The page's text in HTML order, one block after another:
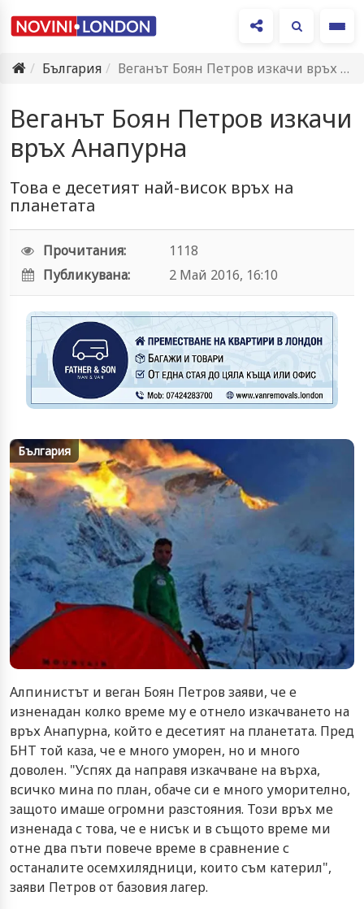
България
Веганът Боян Петров изкачи връх Анапурна
Веганът Боян Петров изкачи
връх Анапурна
Това е десетият най-висок връх на
планетата
Прочитания:
1118
Публикувана:
2 Май 2016, 16:10
България
Алпинистът и веган Боян Петров заяви, че е
изненадан колко време му е отнело изкачването на
връх Анапурна, който е десетият на планетата. Пред
БНТ той каза, че е много уморен, но и много
доволен. "Успях да направя изкачване на върха,
всичко мина по план, обаче си е много уморително,
защото имаше огромни разстояния. Този връх ме
изненада с това, че е нисък и в същото време ми
отне два пъти повече време в сравнение с
останалите осемхилядници, които съм катерил",
заяви Петров от базовия лагер.